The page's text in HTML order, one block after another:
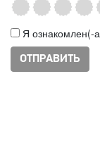
Я ознакомлен(-